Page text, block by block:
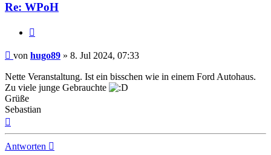
Re: WPoH
Beitrag
von hugo89 » 8. Jul 2024, 07:33
Nette Veranstaltung. Ist ein bisschen wie in einem Ford Autohaus.
Zu viele junge Gebrauchte
Grüße
Sebastian
Antworten